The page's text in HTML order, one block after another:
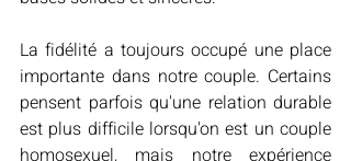
La fidélité a toujours occupé une place
importante dans notre couple. Certains
pensent parfois qu'une relation durable
est plus difficile lorsqu'on est un couple
homosexuel, mais notre expérience